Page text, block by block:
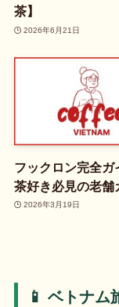
茶】
2026年6月21日
フックロン完全ガ
茶好き必見の老舗
2026年3月19日
📱 ベトナム